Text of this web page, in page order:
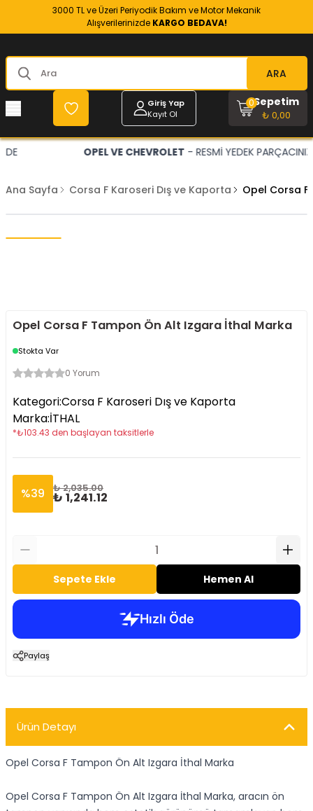
3000 TL ve Üzeri Periyodik Bakım ve Motor Mekanik
Alışverilerinizde KARGO BEDAVA!
ARA
Giriş Yap
Kayıt Ol
Sepetim
₺ 0,00
0
OPEL VE CHEVROLET- RESMİ YEDEK PARÇACINIZ
Ana Sayfa Corsa F Karoseri Dış ve Kaporta Opel Corsa
Opel Corsa F Tampon Ön Alt Izgara İthal Marka
Stokta Var
0 Yorum
Kategori:Corsa F Karoseri Dış ve Kaporta
Marka:İTHAL
*₺103.43 den başlayan taksitlerle
%39 ₺ 2,035.00
₺ 1,241.12
Sepete Ekle Hemen Al
Paylaş
Ürün Detayı
Opel Corsa F Tampon Ön Alt Izgara İthal Marka
Opel Corsa F Tampon Ön Alt Izgara İthal Marka, aracın ön